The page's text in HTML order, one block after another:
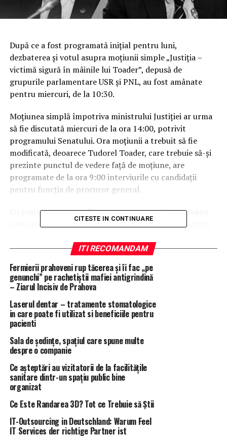
După ce a fost programată iniţial pentru luni,
dezbaterea şi votul asupra moţiunii simple „Justiţia –
victimă sigură în mâinile lui Toader”, depusă de
grupurile parlamentare USR şi PNL, au fost amânate
pentru miercuri, de la 10:30.
Moţiunea simplă împotriva ministrului Justiţiei ar urma
să fie discutată miercuri de la ora 14:00, potrivit
programului Senatului. Ora moţiunii a trebuit să fie
modificată, deoarece Tudorel Toader, care trebuie să-şi
prezinte punctul de vedere faţă de moţiune, are
programate de la ora 9:00 interviurile cu candidaţii
pentru funcţia de procuror general.
Cu toate acestea, conformnews.ro, ar exista persoane
care spun că discutarea moţiunii va fi din nou amanată,
guvernare PSD-ALDE sunt tot mai mari în ultima
Dragnea.
singur sau au fost doi”, consideră Dragnea. De asemenea,
Toader a avut marţi şi o discuţie cu premierul Viorica
Dăncilă, însă a spus că nu a fost abordată tema demisiei.
Grupurile parlamentare ale PNL şi USR din Senat au
depus recent moţiunea simplă intitulată ”Justiţia –
victimă sigură în mâinile lui Toader”.
Semnatarii cer ministrului Justiţiei să renunţe la
”modificările nocive” aduse legislaţiei penale şi la
schimbările care contravin statului de drept. În plus, i se
CITESTE IN CONTINUARE
ITI RECOMANDAM
Fermierii prahoveni rup tăcerea și îi fac „pe
genunchi” pe rachetiștii mafiei antigrindină
– Ziarul Incisiv de Prahova
Laserul dentar – tratamente stomatologice
in care poate fi utilizat si beneficiile pentru
pacienti
Sala de ședințe, spațiul care spune multe
despre o companie
Ce așteptări au vizitatorii de la facilitățile
sanitare dintr-un spațiu public bine
organizat
Ce Este Randarea 3D? Tot ce Trebuie să Știi
IT-Outsourcing in Deutschland: Warum Feel
IT Services der richtige Partner ist